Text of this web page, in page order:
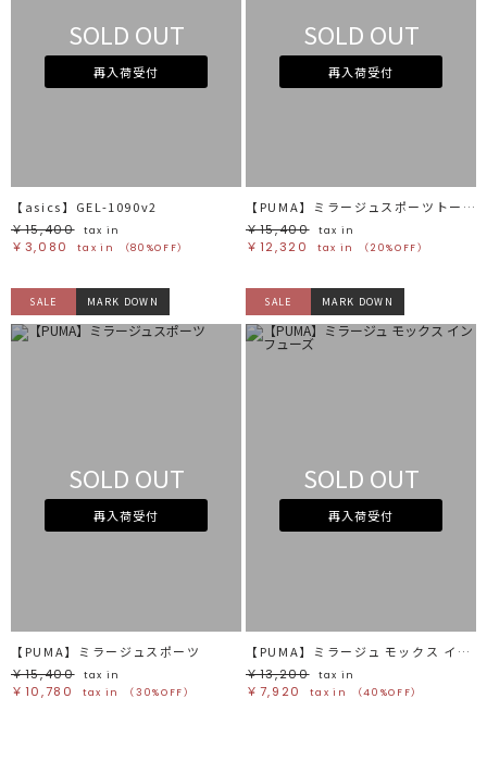
SOLD OUT
再入荷受付
【asics】GEL-1090v2
￥15,400
tax in
￥3,080 tax in （80%OFF）
SOLD OUT
再入荷受付
【PUMA】ミラージュスポーツトーナル
￥15,400
tax in
￥12,320 tax in （20%OFF）
SALE MARK DOWN
SOLD OUT
再入荷受付
【PUMA】ミラージュスポーツ
￥15,400
tax in
￥10,780 tax in （30%OFF）
SALE MARK DOWN
SOLD OUT
再入荷受付
【PUMA】ミラージュ モックス インフューズ
￥13,200
tax in
￥7,920 tax in （40%OFF）